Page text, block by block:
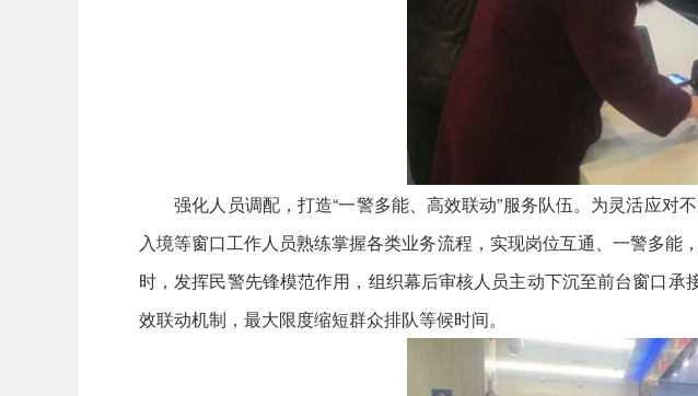
强化人员调配，打造“一警多能、高效联动”服务队伍。为灵活应对
入境等窗口工作人员熟练掌握各类业务流程，实现岗位互通、一警多
时，发挥民警先锋模范作用，组织幕后审核人员主动下沉至前台窗口
效联动机制，最大限度缩短群众排队等候时间。